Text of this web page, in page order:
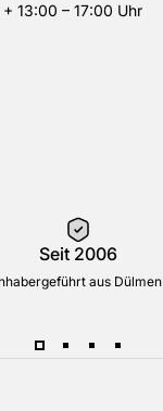
13:00 – 17:00 Uhr
Seit 2006
aus Dülmen